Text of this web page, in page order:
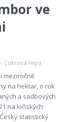
ve
, Cukrová řepa
meziročně
na hektar, o rok
a sadbových
na loňských
statistický